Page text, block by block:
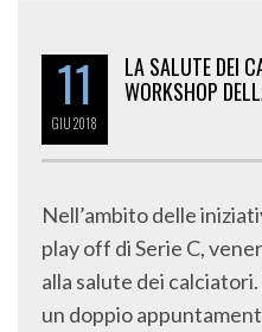
11
GIU2018
LA SALUTE DEI
WORKSHOP
Nell’ambito delle
play off di Serie C,
alla salute dei
un doppio